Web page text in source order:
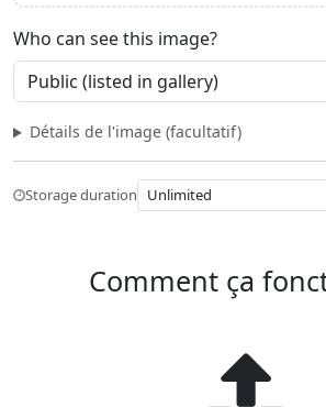
Who can see this image?
Détails de l'image (facultatif)
Storage duration
Comment ça